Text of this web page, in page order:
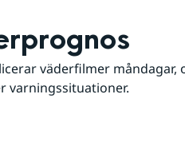
väderfilmer måndagar,
varningssituationer.